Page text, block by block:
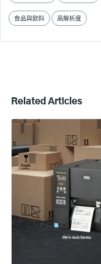
食品與飲料 高解析度
Related Articles